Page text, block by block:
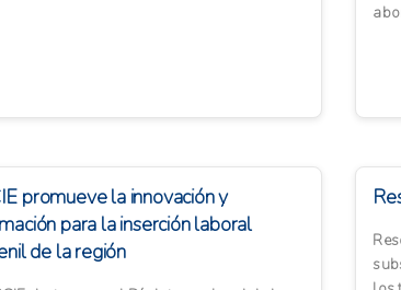
promueve la innovación y
para la inserción laboral
de la región